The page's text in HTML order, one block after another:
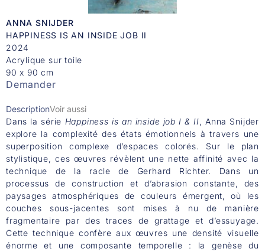
ANNA SNIJDER
HAPPINESS IS AN INSIDE JOB II
2024
Acrylique sur toile
90 x 90 cm
Demander
DescriptionVoir aussi
Dans la série Happiness is an inside job I & II, Anna Snijder
explore la complexité des états émotionnels à travers une
superposition complexe d’espaces colorés. Sur le plan
stylistique, ces œuvres révèlent une nette affinité avec la
technique de la racle de Gerhard Richter. Dans un
processus de construction et d’abrasion constante, des
paysages atmosphériques de couleurs émergent, où les
couches sous-jacentes sont mises à nu de manière
fragmentaire par des traces de grattage et d’essuyage.
Cette technique confère aux œuvres une densité visuelle
énorme et une composante temporelle : la genèse du